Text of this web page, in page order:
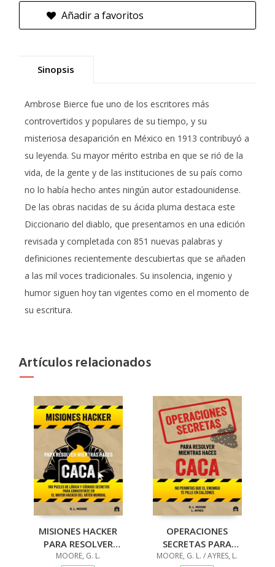
Añadir a favoritos
Sinopsis
Ambrose Bierce fue uno de los escritores más
controvertidos y populares de su tiempo, y su
misteriosa desaparición en México en 1913 contribuyó a
su leyenda. Su mayor mérito estriba en que se rió de la
vida, de la gente y de las instituciones de su país como
no lo había hecho antes ningún autor estadounidense.
De las obras nacidas de su ácida pluma destaca este
Diccionario del diablo, que presentamos en una edición
revisada y completada con 851 nuevas palabras y
definiciones recientemente descubiertas que se añaden
a las mil voces tradicionales. Su insolencia, ingenio y
humor siguen hoy tan vigentes como en el momento de
su escritura.
Artículos relacionados
MISIONES HACKER
PARA RESOLVER
MIENTRAS HACES
MOORE, G. L.
OPERACIONES
SECRETAS PARA
RESOLVER MIENTRAS
MOORE, G. L. / AYRES, L.